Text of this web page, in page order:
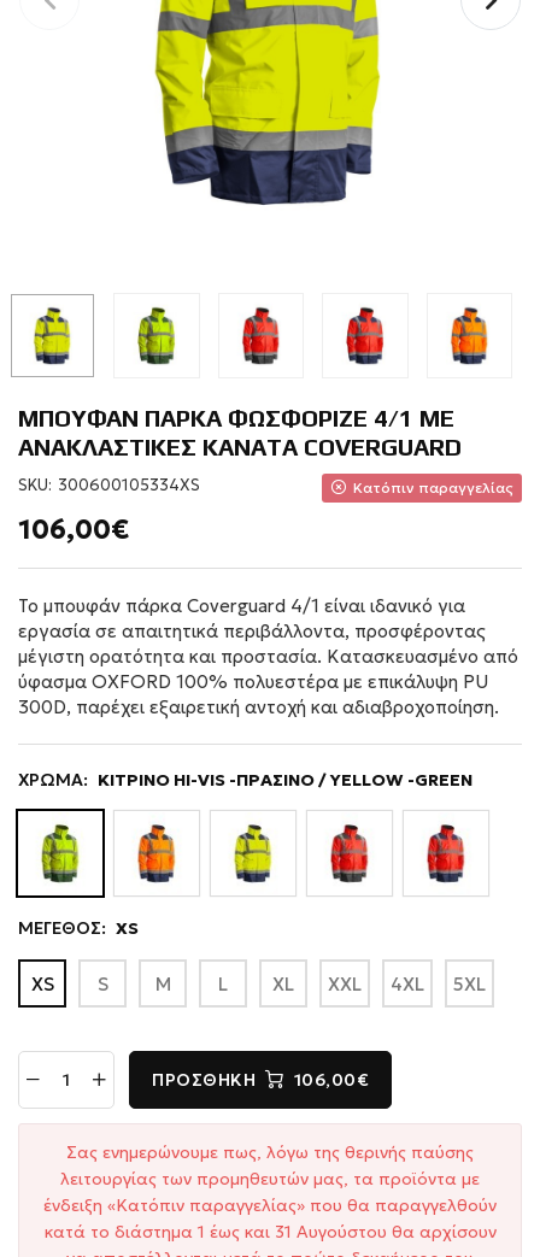
ΜΠΟΥΦΑΝ ΠΑΡΚΑ ΦΩΣΦΟΡΙΖΕ 4/1 ΜΕ
ΑΝΑΚΛΑΣΤΙΚΕΣ KANATA COVERGUARD
SKU: 300600105334XS Κατόπιν παραγγελίας
106,00€
Το μπουφάν πάρκα Coverguard 4/1 είναι ιδανικό για
εργασία σε απαιτητικά περιβάλλοντα, προσφέροντας
μέγιστη ορατότητα και προστασία. Κατασκευασμένο από
ύφασμα OXFORD 100% πολυεστέρα με επικάλυψη PU
300D, παρέχει εξαιρετική αντοχή και αδιαβροχοποίηση.
ΧΡΩΜΑ: ΚΙΤΡΙΝΟ HI-VIS -ΠΡΑΣΙΝΟ / YELLOW -GREEN
ΜΕΓΕΘΟΣ: XS
XS S M L XL XXL 4XL 5XL
ΠΡΟΣΘΉΚΗ 106,00€
Σας ενημερώνουμε πως, λόγω της θερινής παύσης
λειτουργίας των προμηθευτών μας, τα προϊόντα με
ένδειξη «Κατόπιν παραγγελίας» που θα παραγγελθούν
κατά το διάστημα 1 έως και 31 Αυγούστου θα αρχίσουν